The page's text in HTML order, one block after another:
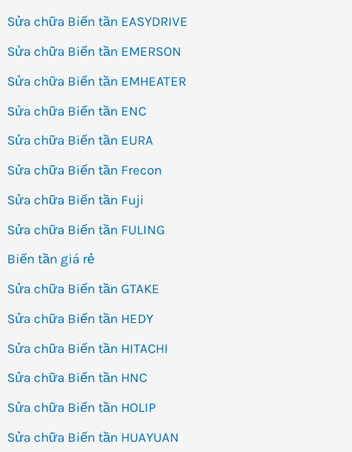
Sửa chữa Biến tần EASYDRIVE
Sửa chữa Biến tần EMERSON
Sửa chữa Biến tần EMHEATER
Sửa chữa Biến tần ENC
Sửa chữa Biến tần EURA
Sửa chữa Biến tần Frecon
Sửa chữa Biến tần Fuji
Sửa chữa Biến tần FULING
Biến tần giá rẻ
Sửa chữa Biến tần GTAKE
Sửa chữa Biến tần HEDY
Sửa chữa Biến tần HITACHI
Sửa chữa Biến tần HNC
Sửa chữa Biến tần HOLIP
Sửa chữa Biến tần HUAYUAN